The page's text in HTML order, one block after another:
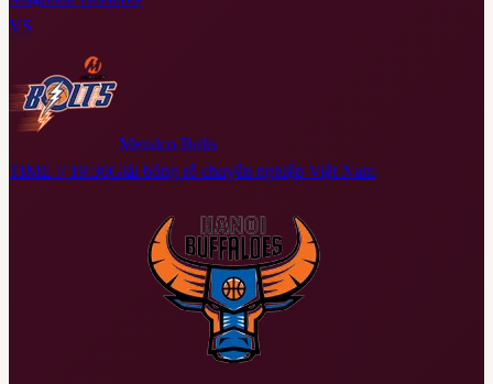
VS
Meralco Bolts
TIME // 19:30Giải bóng rổ chuyên nghiệp Việt Nam